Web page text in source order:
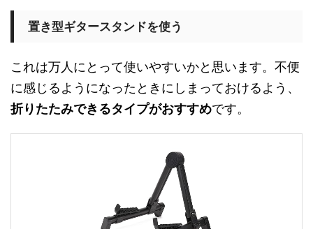
置き型ギタースタンドを使う
これは万人にとって使いやすいかと思います。不便
に感じるようになったときにしまっておけるよう、
折りたたみできるタイプがおすすめです。